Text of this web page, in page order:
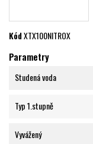
KódXTX100NITROX
Parametry
Studená voda
Typ 1.stupně
Vyvážený